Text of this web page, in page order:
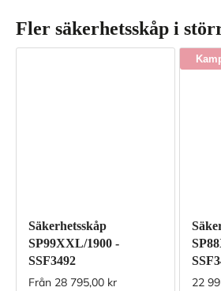
Fler säkerhetsskåp i
Säkerhetsskåp
SP99XXL/1900 -
SSF3492
Från 28 795,00 kr 22